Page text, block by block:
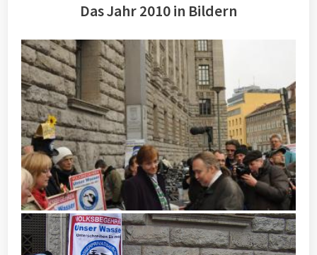
Das Jahr 2010 in Bildern